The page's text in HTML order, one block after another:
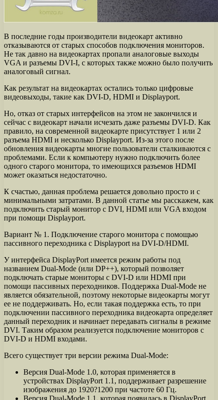
В последние годы производители видеокарт активно
отказываются от старых способов подключения мониторов.
Не так давно на видеокартах пропали аналоговые выходы
VGA и разъемы DVI-I, с которых также можно было получить
аналоговый сигнал.
Как результат на видеокартах остались только цифровые
видеовыходы, такие как DVI-D, HDMI и Displayport.
Но, отказ от старых интерфейсов на этом не закончился и
сейчас с видеокарт начали исчезать даже разъемы DVI-D. Как
правило, на современной видеокарте присутствует 1 или 2
разъема HDMI и несколько Displayport. Из-за этого после
обновления видеокарты многие пользователи сталкиваются с
проблемами. Если к компьютеру нужно подключить более
одного старого монитора, то имеющихся разъемов HDMI
может оказаться недостаточно.
К счастью, данная проблема решается довольно просто и с
минимальными затратами. В данной статье мы расскажем, как
подключить старый монитор с DVI, HDMI или VGA входом
при помощи Displayport.
Вариант № 1. Подключение старого монитора с помощью
пассивного переходника с Displayport на DVI-D/HDMI.
У интерфейса DisplayPort имеется режим работы под
названием Dual-Mode (или DP++), который позволяет
подключать старые мониторы с DVI-D или HDMI при
помощи пассивных переходников. Поддержка Dual-Mode не
является обязательной, поэтому некоторые видеокарты могут
ее не поддерживать. Но, если такая поддержка есть, то при
подключении пассивного переходника видеокарта определяет
данный переходник и начинает передавать сигналы в режиме
DVI. Таким образом реализуется подключение мониторов с
DVI-D и HDMI входами.
Всего существует три версии режима Dual-Mode:
Версия Dual-Mode 1.0, которая применяется в
устройствах DisplayPort 1.1, поддерживает разрешение
изображения до 1920?1200 при частоте 60 Гц.
Версия Dual-Mode 1.1, которая появилась в DisplayPort